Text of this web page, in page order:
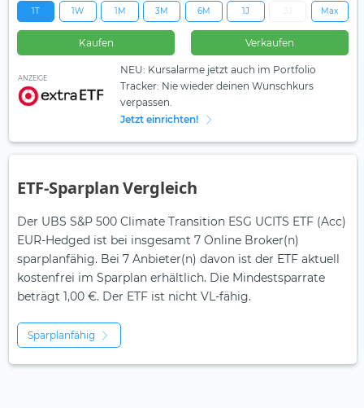
1T 1W 1M 3M 6M 1J Max
Kaufen Verkaufen
ANZEIGE
NEU: Kursalarme jetzt auch im Portfolio
Tracker: Nie wieder deinen Wunschkurs
verpassen.
Jetzt einrichten!
ETF-Sparplan Vergleich
Der UBS S&P 500 Climate Transition ESG UCITS ETF (Acc)
EUR-Hedged ist bei insgesamt 7 Online Broker(n)
sparplanfähig. Bei 7 Anbieter(n) davon ist der ETF aktuell
kostenfrei im Sparplan erhältlich. Die Mindestsparrate
beträgt 1,00 €. Der ETF ist nicht VL-fähig.
Sparplanfähig